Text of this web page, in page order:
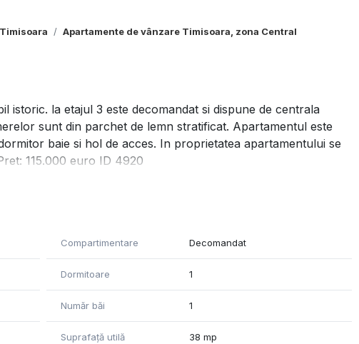
Apartamente de vânzare Timisoara, zona Central
istoric. la etajul 3 este decomandat si dispune de centrala
sunt din parchet de lemn stratificat. Apartamentul este
baie si hol de acces. In proprietatea apartamentului se
115.000 euro ID 4920
Compartimentare Decomandat
Dormitoare 1
Număr băi 1
Suprafață utilă 38 mp